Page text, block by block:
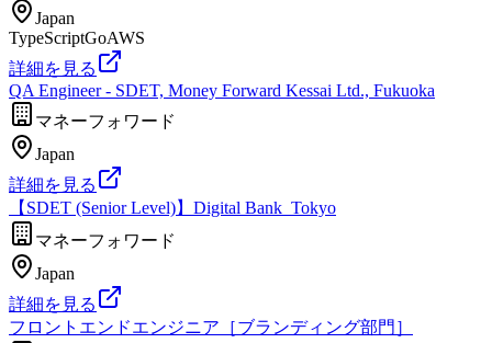
Japan
TypeScriptGoAWS
詳細を見る
QA Engineer - SDET, Money Forward Kessai Ltd., Fukuoka
マネーフォワード
Japan
詳細を見る
【SDET (Senior Level)】Digital Bank_Tokyo
マネーフォワード
Japan
詳細を見る
フロントエンドエンジニア［ブランディング部門］